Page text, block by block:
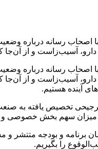
ایران بعد از ظهر روز شنبه 13 آبان‌ماه
دارو، آسیب‌زاست و از
ایران بعد از ظهر روز شنبه 13 آبان‌ماه
آسیب‌زاست و از
آینده هستیم.
برنامه و بودجه متتشر
را بگیریم.